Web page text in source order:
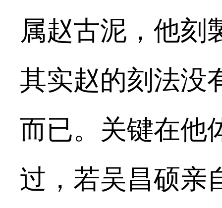
属赵古泥，他刻
其实赵的刻法没
而已。关键在他
过，若吴昌硕亲